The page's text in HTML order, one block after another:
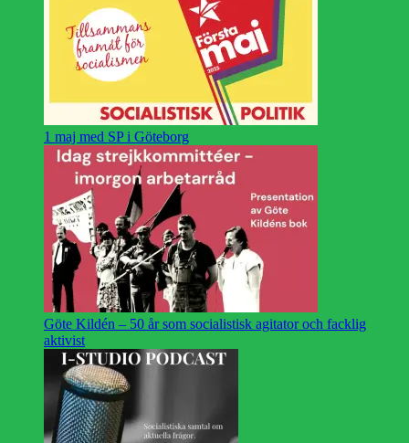
1 maj med SP i Göteborg
Göte Kildén – 50 år som socialistisk agitator och facklig
aktivist